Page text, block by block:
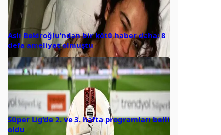
Aslı Bekiroğlu’ndan bir kötü haber daha: 8
defa ameliyat olmuştu
Süper Lig’de 2. ve 3. hafta programları belli
oldu